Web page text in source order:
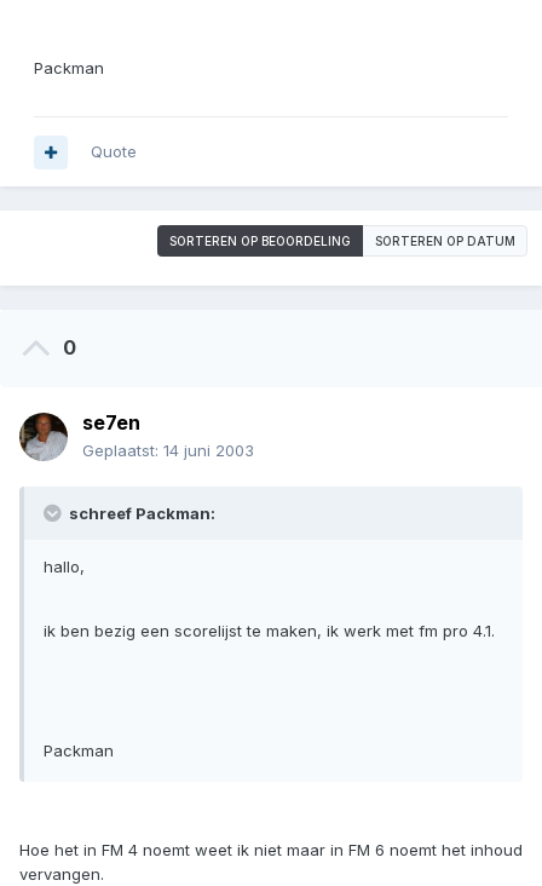
Packman
Quote
SORTEREN OP BEOORDELING SORTEREN OP DATUM
0
se7en
Geplaatst: 14 juni 2003
schreef Packman:
hallo,
ik ben bezig een scorelijst te maken, ik werk met fm pro 4.1.
Packman
Hoe het in FM 4 noemt weet ik niet maar in FM 6 noemt het inhoud
vervangen.